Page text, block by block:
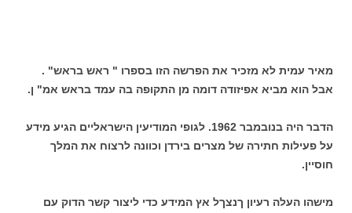
מאיר עמית לא מזכיר את הפרשה הזו בספרו " ראש בראש" .
אבל הוא מביא אפיזודה דומה מן התקופה בה עמד בראש אמ" ן.
הדבר היה בנובמבר 1962. לגופי המודיעין הישראליים הגיע מידע
על פעילות חתירה של מצרים בירדן וכוונה לרצוח את המלך
חוסיין.
מישהו העלה רעיון ךנצךל אץ המידע כדי ליצור קשר הדוק עם